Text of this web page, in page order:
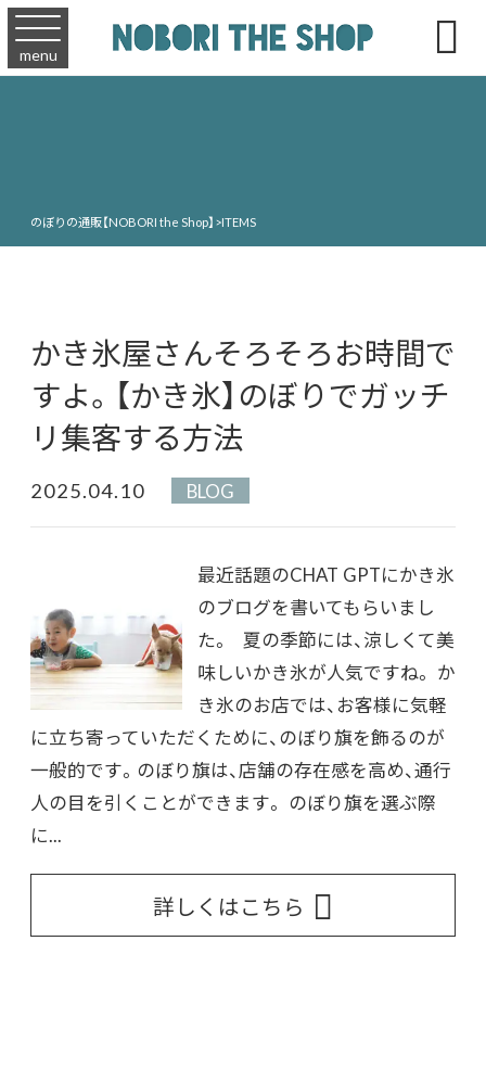
menu 
のぼりの通販【NOBORI the Shop】>ITEMS
かき氷屋さんそろそろお時間で
すよ。【かき氷】のぼりでガッチ
リ集客する方法
2025.04.10 BLOG
最近話題のCHAT GPTにかき氷
のブログを書いてもらいまし
た。 夏の季節には、涼しくて美
味しいかき氷が人気ですね。 か
き氷のお店では、お客様に気軽
に立ち寄っていただくために、のぼり旗を飾るのが
一般的です。のぼり旗は、店舗の存在感を高め、通行
人の目を引くことができます。 のぼり旗を選ぶ際
に...
詳しくはこちら